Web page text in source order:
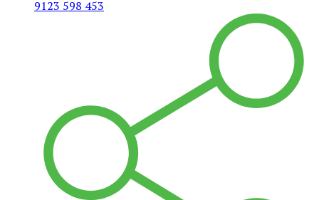
9123 598 453